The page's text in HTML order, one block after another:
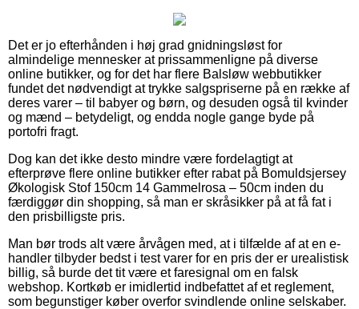
Det er jo efterhånden i høj grad gnidningsløst for
almindelige mennesker at prissammenligne på diverse
online butikker, og for det har flere Balsløw webbutikker
fundet det nødvendigt at trykke salgspriserne på en række af
deres varer – til babyer og børn, og desuden også til kvinder
og mænd – betydeligt, og endda nogle gange byde på
portofri fragt.
Dog kan det ikke desto mindre være fordelagtigt at
efterprøve flere online butikker efter rabat på Bomuldsjersey
Økologisk Stof 150cm 14 Gammelrosa – 50cm inden du
færdiggør din shopping, så man er skråsikker på at få fat i
den prisbilligste pris.
Man bør trods alt være årvågen med, at i tilfælde af at en e-
handler tilbyder bedst i test varer for en pris der er urealistisk
billig, så burde det tit være et faresignal om en falsk
webshop. Kortkøb er imidlertid indbefattet af et reglement,
som begunstiger køber overfor svindlende online selskaber.